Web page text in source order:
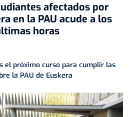
afectados por
en la PAU acude a los
horas
el próximo curso para cumplir las
la PAU de Euskera